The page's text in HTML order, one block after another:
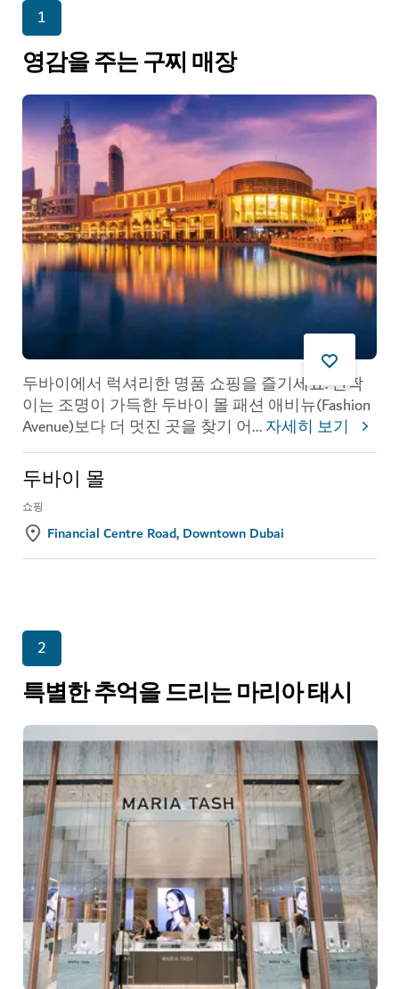
1
영감을 주는 구찌 매장
두바이에서 럭셔리한 명품 쇼핑을 즐기세요. 반짝
이는 조명이 가득한 두바이 몰 패션 애비뉴(Fashion
Avenue)보다 더 멋진 곳을 찾기 어...자세히 보기
두바이 몰
쇼핑
Financial Centre Road, Downtown Dubai
2
특별한 추억을 드리는 마리아 태시